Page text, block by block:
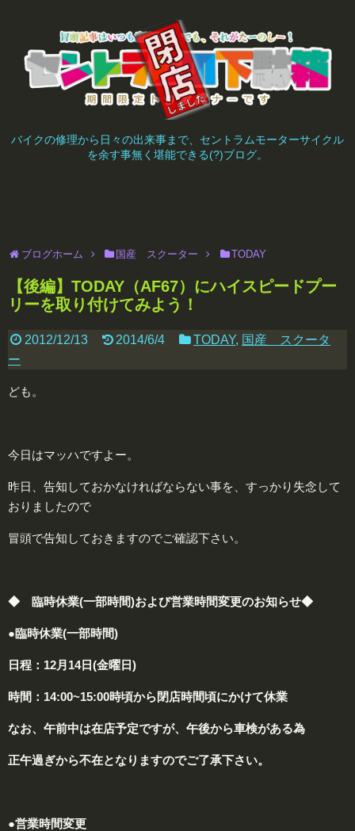
バイクの修理から日々の出来事まで、セントラムモーターサイクル
を余す事無く堪能できる(?)ブログ。
ブログホーム 国産 スクーター TODAY
【後編】TODAY（AF67）にハイスピードプー
リーを取り付けてみよう！
2012/12/13 2014/6/4 TODAY, 国産 スクータ
ー
ども。
今日はマッハですよー。
昨日、告知しておかなければならない事を、すっかり失念して
おりましたので
冒頭で告知しておきますのでご確認下さい。
◆ 臨時休業(一部時間)および営業時間変更のお知らせ◆
●臨時休業(一部時間)
日程： 12月14日(金曜日)
時間： 14:00~15:00時頃から閉店時間頃にかけて休業
なお、午前中は在店予定ですが、午後から車検がある為
正午過ぎから不在となりますのでご了承下さい。
●営業時間変更